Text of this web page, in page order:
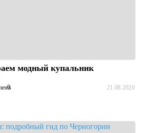
модный купальник
0 21.08.2020